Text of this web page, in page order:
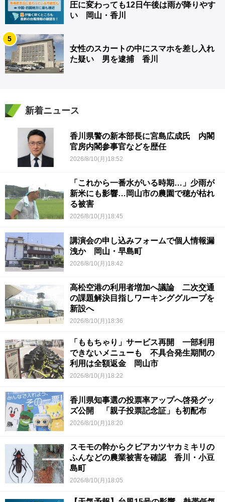
圧に変わっても12日午後は雨が降りやす
い 岡山・香川
5
女性のスカートの中にスマホを差し入れ
た疑い 男を逮捕 香川
新着ニュース
香川県警の新本部長に宮島広成氏 内閣
官房内閣参事官などを歴任
2026/8/10(月)18:52
「これから一番水がいる時期…」少雨が
新米にも影響…岡山市の農園で穂が枯れ
る被害
2026/8/10(月)18:45
講演会の申し込みフォームで個人情報漏
洩か 岡山・早島町
2026/8/10(月)18:42
高松空港の利用者増加へ議論 二次交通
の課題解決目指しワーキンググループを
新設へ
2026/8/10(月)18:36
「ももちゃり」サービス再開 一部利用
できないメニューも 不具合発生期間の
利用は全額返金 岡山市
2026/8/10(月)18:22
香川県知事選の投票率アップへ啓発グッ
ズ公開 「親子投票記念証」も初配布
2026/8/10(月)18:20
スモモの幹からクビアカツヤカミキリの
ふんなどの農業被害を確認 香川・小豆
島町
2026/8/10(月)18:05